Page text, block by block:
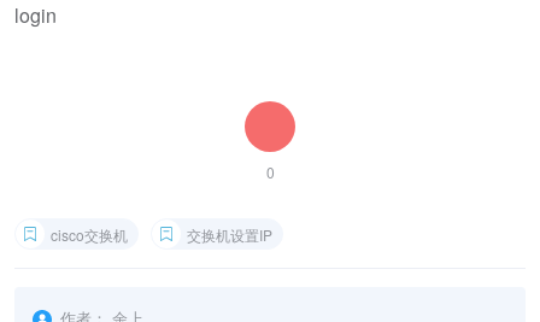
login
0
cisco交换机 交换机设置IP